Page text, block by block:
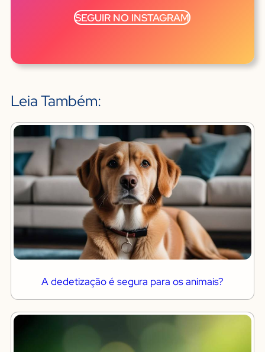
SEGUIR NO INSTAGRAM
Leia Também:
A dedetização é segura para os animais?